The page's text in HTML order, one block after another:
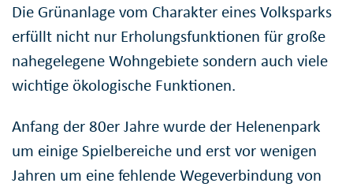
Die Grünanlage vom Charakter eines Volksparks
erfüllt nicht nur Erholungsfunktionen für große
nahegelegene Wohngebiete sondern auch viele
wichtige ökologische Funktionen.
Anfang der 80er Jahre wurde der Helenenpark
um einige Spielbereiche und erst vor wenigen
Jahren um eine fehlende Wegeverbindung von